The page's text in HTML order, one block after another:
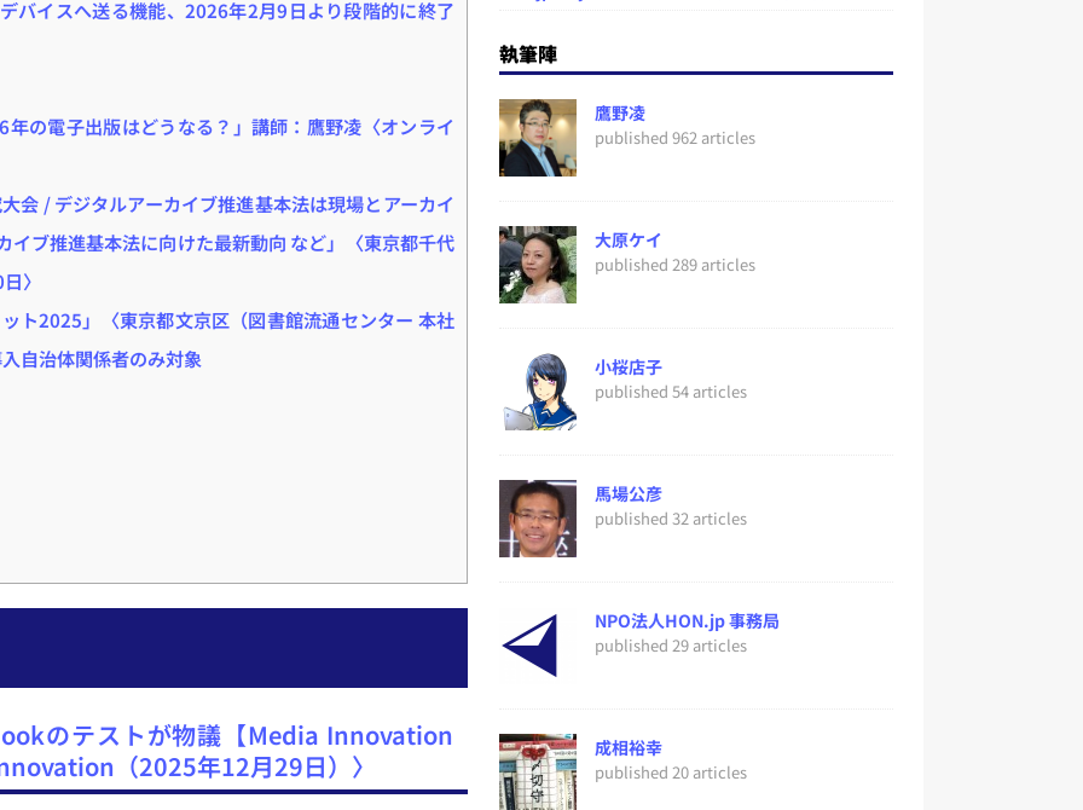
バイスへ送る機能、2026年2月9日より段階的に終了
の電子出版はどうなる？」講師：鷹野凌〈オンライ
会 / デジタルアーカイブ推進基本法は現場とアーカイ
イブ推進基本法に向けた最新動向 など」〈東京都千代
〉
ト2025」〈東京都文京区（図書館流通センター 本社
自治体関係者のみ対象
のテストが物議【Media Innovation
（2025年12月29日）〉
執筆陣
鷹野凌
published 962 articles
大原ケイ
published 289 articles
小桜店子
published 54 articles
馬場公彦
published 32 articles
NPO法人HON.jp 事務局
published 29 articles
成相裕幸
published 20 articles